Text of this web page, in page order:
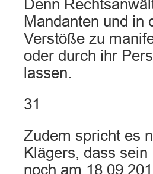
Denn
Mandanten und in
Verstöße zu
oder durch ihr
lassen.
31
Zudem spricht es
Klägers, dass
noch am